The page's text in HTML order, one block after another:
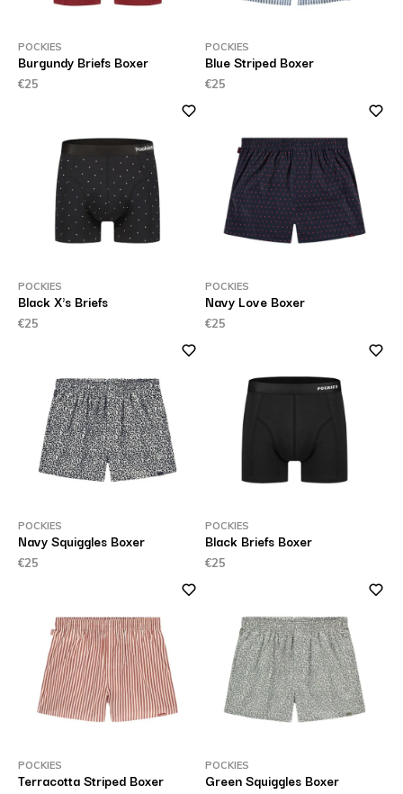
POCKIES
Burgundy Briefs Boxer
€25
POCKIES
Blue Striped Boxer
€25
POCKIES
Black X's Briefs
€25
POCKIES
Navy Love Boxer
€25
POCKIES
Navy Squiggles Boxer
€25
POCKIES
Black Briefs Boxer
€25
POCKIES
Terracotta Striped Boxer
POCKIES
Green Squiggles Boxer